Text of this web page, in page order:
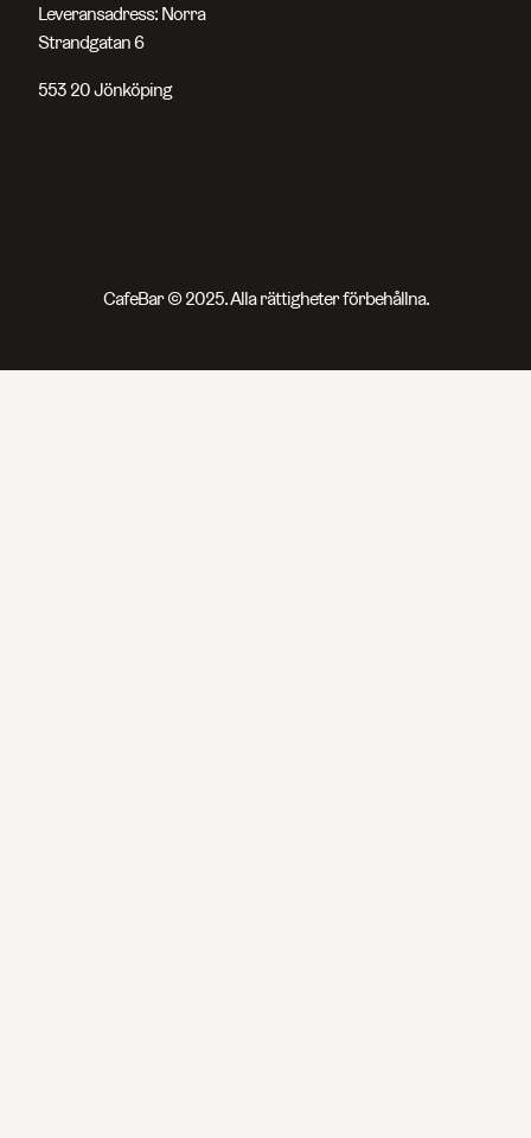
Leveransadress: Norra
Strandgatan 6
553 20 Jönköping
CafeBar © 2025. Alla rättigheter förbehållna.